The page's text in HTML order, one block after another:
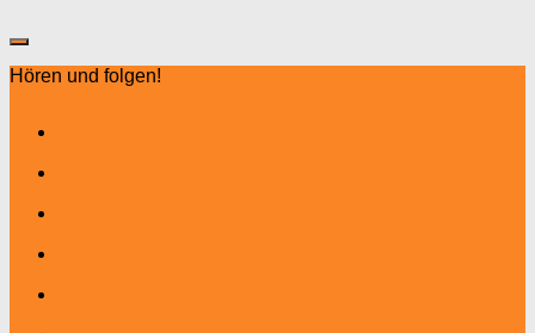
Hören und folgen!